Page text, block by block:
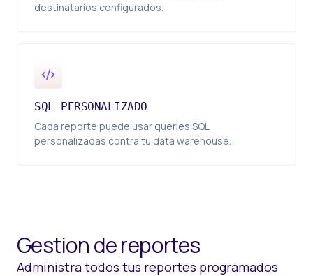
destinatarios configurados.
SQL PERSONALIZADO
Cada reporte puede usar queries SQL
personalizadas contra tu data warehouse.
Gestion de reportes
Administra todos tus reportes programados